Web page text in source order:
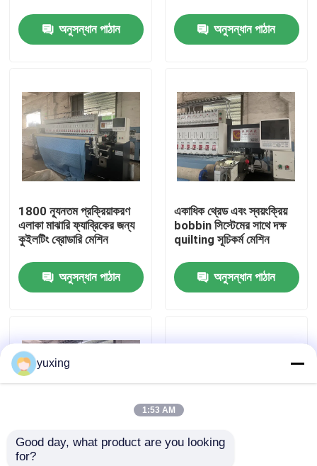
পণ্য
ভিডিও
আমাদের সম্পর্কে
কারখানা পরিদর্শন
আমাদের সাথে যোগাযোগ করুন
মামলা
অনুসন্ধান পাঠান অনুসন্ধান পাঠান
1800 ন্যূনতম প্রক্রিয়াকরণ
এলাকা মাঝারি ফ্যাব্রিকের জন্য
কুইলটিং ব্রোডারি মেশিন
অনুসন্ধান পাঠান
একাধিক থ্রেড এবং স্বয়ংক্রিয়
bobbin সিস্টেমের সাথে দক্ষ
quilting সূচিকর্ম মেশিন
অনুসন্ধান পাঠান
কুইলটিং ব্রোডারি মেশিন উচ্চ
yuxing
1:53 AM
Good day, what product are you looking
for?